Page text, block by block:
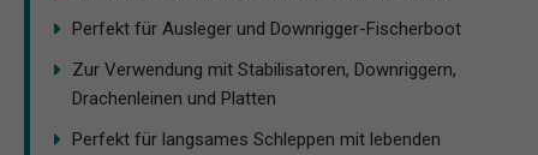
Perfekt für Ausleger und Downrigger-Fischerboot
Zur Verwendung mit Stabilisatoren, Downriggern,
Drachenleinen und Platten
Perfekt für langsames Schleppen mit lebenden